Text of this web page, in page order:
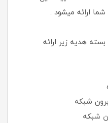
ارائه میشود .
هدیه زیر ارائه